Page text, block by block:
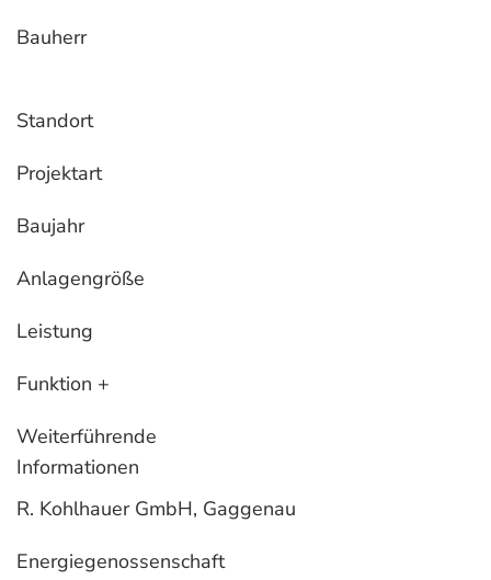
Bauherr
Standort
Projektart
Baujahr
Anlagengröße
Leistung
Funktion +
Weiterführende
Informationen
R. Kohlhauer GmbH, Gaggenau
Energiegenossenschaft